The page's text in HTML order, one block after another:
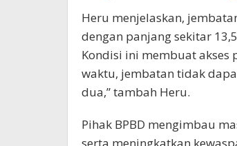
Heru menjelaskan,
dengan panjang sekitar
Kondisi ini membuat akses
waktu, jembatan tidak
dua,” tambah Heru.
Pihak BPBD mengimbau